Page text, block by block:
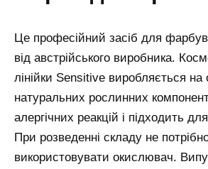
Це професійний засіб для
від австрійського виробника.
лінійки Sensitive виробляється на
натуральних рослинних
алергічних реакцій і підходить
При розведенні складу не
використовувати окислювач.